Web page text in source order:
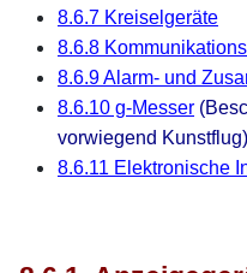
8.6.7 Kreiselgeräte
8.6.8
8.6.9 Alarm- und
8.6.10 g-Messer
vorwiegend Kunstflug)
8.6.11 Elektronische